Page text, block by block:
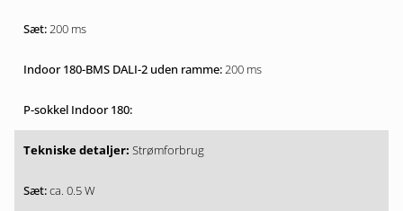
200 ms
200 ms
Strømforbrug
ca. 0.5 W